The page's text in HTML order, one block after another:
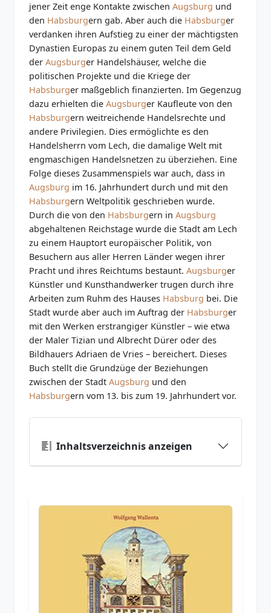
jener Zeit enge Kontakte zwischen Augsburg und
den Habsburgern gab. Aber auch die Habsburger
verdanken ihren Aufstieg zu einer der mächtigsten
Dynastien Europas zu einem guten Teil dem Geld
der Augsburger Handelshäuser, welche die
politischen Projekte und die Kriege der
Habsburger maßgeblich finanzierten. Im Gegenzug
dazu erhielten die Augsburger Kaufleute von den
Habsburgern weitreichende Handelsrechte und
andere Privilegien. Dies ermöglichte es den
Handelsherrn vom Lech, die damalige Welt mit
engmaschigen Handelsnetzen zu überziehen. Eine
Folge dieses Zusammenspiels war auch, dass in
Augsburg im 16. Jahrhundert durch und mit den
Habsburgern Weltpolitik geschrieben wurde.
Durch die von den Habsburgern in Augsburg
abgehaltenen Reichstage wurde die Stadt am Lech
zu einem Hauptort europäischer Politik, von
Besuchern aus aller Herren Länder wegen ihrer
Pracht und ihres Reichtums bestaunt. Augsburger
Künstler und Kunsthandwerker trugen durch ihre
Arbeiten zum Ruhm des Hauses Habsburg bei. Die
Stadt wurde aber auch im Auftrag der Habsburger
mit den Werken erstrangiger Künstler – wie etwa
der Maler Tizian und Albrecht Dürer oder des
Bildhauers Adriaen de Vries – bereichert. Dieses
Buch stellt die Grundzüge der Beziehungen
zwischen der Stadt Augsburg und den
Habsburgern vom 13. bis zum 19. Jahrhundert vor.
Inhaltsverzeichnis anzeigen